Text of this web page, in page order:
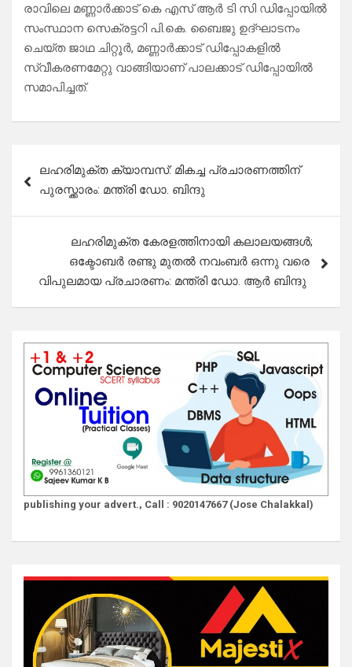
രാവിലെ മണ്ണാർക്കാട് കെ എസ് ആർ ടി സി ഡിപ്പോയിൽ
സംസ്ഥാന സെക്രട്ടറി പി.കെ. ബൈജു ഉദ്ഘാടനം
ചെയ്ത ജാഥ ചിറ്റൂർ, മണ്ണാർക്കാട് ഡിപ്പോകളിൽ
സ്വീകരണമേറ്റു വാങ്ങിയാണ് പാലക്കാട് ഡിപ്പോയിൽ
സമാപിച്ചത്.
navigation
ലഹരിമുക്ത ക്യാമ്പസ്: മികച്ച പ്രചാരണത്തിന്
പുരസ്ക്കാരം: മന്ത്രി ഡോ. ബിന്ദു
ലഹരിമുക്ത കേരളത്തിനായി കലാലയങ്ങൾ;
ഒക്ടോബർ രണ്ടു മുതൽ നവംബർ ഒന്നു വരെ
വിപുലമായ പ്രചാരണം: മന്ത്രി ഡോ. ആർ ബിന്ദു
publishing your advert., Call : 9020147667 (Jose Chalakkal)